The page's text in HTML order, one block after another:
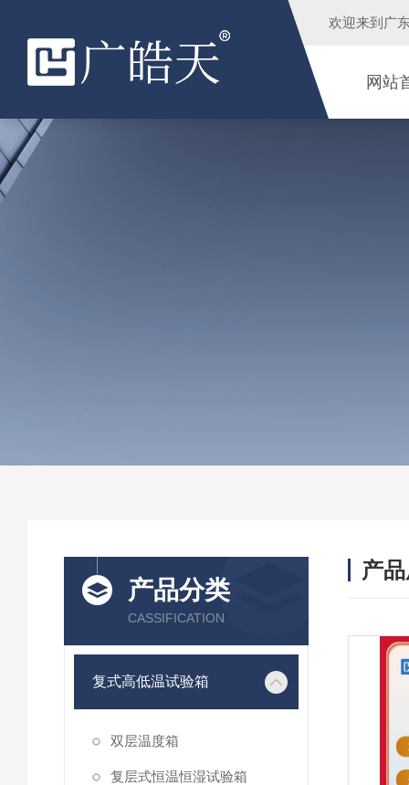
欢迎来到 广
网站
产品分类
CASSIFICATION
复式高低温试验箱
双层温度箱
复层式恒温恒湿试验箱
产